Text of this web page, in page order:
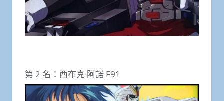
第 2 名：西布克·阿諾 F91